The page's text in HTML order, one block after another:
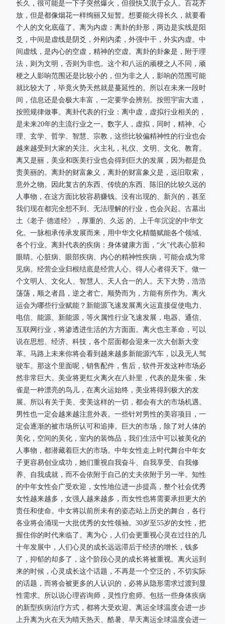
长久，很可能是一下子突然爆火，但很快又泯于众人。百花齐
放，但是都像烟花一样绚丽又短暂。想要能火得长久，就要看
个人的文化底蕴了。离为内虚：离卦的卦形，两边是实线是阳
爻，中间是虚线是阴爻，外刚内柔，外强中干，外实内虚。中
间虚线，是内心的空虚，精神的空虚。离卦的卦象是，附于理
法，则为文明，否则为非也。这个和八运的顽梗之人不同，顽
梗之人影响范围还是比较小的，但为非之人，影响的范围可能
就比较大了，毕竟火势天然就是蔓延性的。所以在未来一段时
间，信息还是会极大丰富，一定要学会辨别。按照宇宙大道，
按照规律做事。离卦代表的行业：离中虚，虚拟行业相关的，
是未来20年的主流行业之一。数字人，虚拟，同时，精神、心
理、玄学、哲学、智慧、宗教，这些比较偏精神性的行业也会
越来越受到大家的关注。火主礼，礼仪、文明、文化、教育。
离又是丽，美业和医美行业也会得到巨大的发展，因为都是负
责美丽的。离卦的财富象义，离卦的财富象义是，远旧取索，
意外之物。因此复古的东西、传统的东西、陈旧的比较久远的
人事物，在这方面比较容易赚钱。没有出现的、新兴的，甚至
我们现在都完全想不到、无法理解的行业，也会兴起。古墓出
土《老子·德道经》，厚重的、久远 的、上千年沉淀的中华文
化。一脉相承传承发展而来，用中华文化精髓赋能各个领域、
各个行业。离卦代表的疾病：身体健康方面，“火”代表心脏和
眼睛。心脏病、眼部疾病、内心的精神性疾病，可能会成为常
见病。经营企业归根结底是经营人心。得人心者得天下。做一
个文明人、文化人、智慧人、天人合一的人。天下大势，浩浩
荡荡，顺之者昌，逆之者亡。顺势而为，方能有所作为。离火
运会为哪些行业赋能？新能源飞速发展离火运直接促使电力、
电信、能源、新能源，等火属性行业飞速发展，电器、通信、
互联网行业，将渗透进生活的方方面面。离火也主革命，可以
说在思想、经济、科技，各个层面都会迎来一次大创新大变
革。马路上未来你将会看到越来越多新能源汽车，以及无人驾
驶车。那这个里面呢，销售配件，售后，软件开发这种市场必
然非常巨大。美业将更红火离火在八卦里，代表的是朱雀，朱
雀是一种漂亮的鸟儿，在离火运始终，美业将得到极大的发
展。所以有关于美、变美这样的一切，都会有大的市场机遇。
男性也一定会越来越注意外表。一些针对男性的美容项目，一
定会逐渐的被市场所认可和追捧。巨大的市场，除了对人体的
美化，空间的美化，室内的装饰品，我们生活中可以被美化的
人事物，都潜藏着巨大的市场。中年女性走上时代舞台中年女
子更容易创业成功，她们重视自我奋斗、自我享受、自我修
养、自我成就，而不会依附于自己的丈夫依附于另一半。知性
的中年女性会广受欢迎，女性地位进一步提高，整个社会优秀
女性越来越多，女强人越来越多，而女性也将需要承担更大的
责任和使命。中女将以前所未有的姿态站上历史的舞台，各行
各业将会涌现一大批优秀的女性领袖。30岁至55岁的女性，把
握住你的时代来临了。离为心，人们会更重视心灵在过往的几
十年发展中，人们心灵的成长远远滞后于经济的增长，钱多
了，抑郁的却多了，这个阶段心灵的成长将被重视。离火运到
来的时候，心灵成长这个话题，不再是一个空泛的，不切实际
的话题，而将会被更多的人认识的，必将从隐形需求过渡到显
性需求。所以说心理咨询师，灵性疗愈师。包括一些身体疾病
的新型疾病治疗方式，都将大受欢迎。离运全球温度会进一步
上升离为火在天为晴天热天、酷暑、旱天离运全球温度会进一